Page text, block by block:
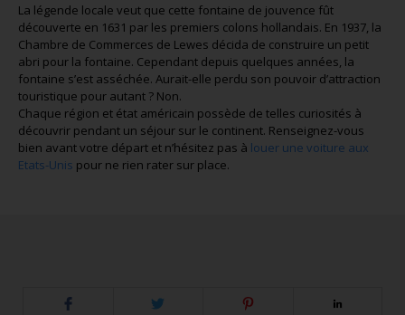
La légende locale veut que cette fontaine de jouvence fût
découverte en 1631 par les premiers colons hollandais. En 1937, la
Chambre de Commerces de Lewes décida de construire un petit
abri pour la fontaine. Cependant depuis quelques années, la
fontaine s’est asséchée. Aurait-elle perdu son pouvoir d’attraction
touristique pour autant ? Non.
Chaque région et état américain possède de telles curiosités à
découvrir pendant un séjour sur le continent. Renseignez-vous
bien avant votre départ et n’hésitez pas à louer une voiture aux
Etats-Unis pour ne rien rater sur place.